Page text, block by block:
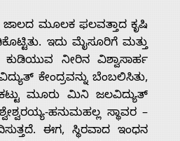
ಜಾಲದ ಮೂಲಕ ಫಲವತ್ತಾದ ಕೃಷಿ
ಇದು ಮೈಸೂರಿಗೆ ಮತ್ತು
ನೀರಿನ ವಿಶ್ವಾಸಾರ್ಹ
ಕೇಂದ್ರವನ್ನು ಬೆಂಬಲಿಸಿತು,
ಮೂರು ಮಿನಿ ಜಲವಿದ್ಯುತ್
ಹನುಮಹಲ್ಲ ಸ್ಥಾವರ –
ಈಗ, ಸ್ಥಿರವಾದ ಇಂಧನ